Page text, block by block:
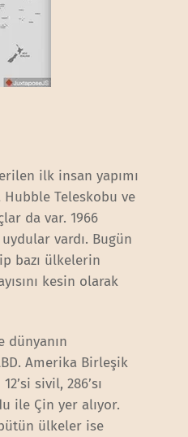
ilk insan yapımı
Hubble Teleskobu ve
da var. 1966
vardı. Bugün
bazı ülkelerin
kesin olarak
dünyanın
Amerika Birleşik
sivil, 286’sı
ile Çin yer alıyor.
ülkeler ise